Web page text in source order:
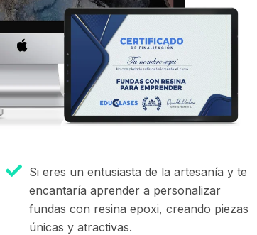
Si eres un entusiasta de la artesanía y te
encantaría aprender a personalizar
fundas con resina epoxi, creando piezas
únicas y atractivas.